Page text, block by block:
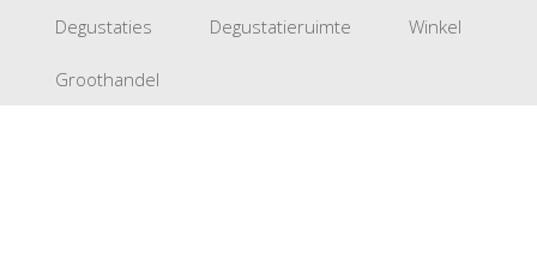
Degustaties Degustatieruimte Winkel
Groothandel